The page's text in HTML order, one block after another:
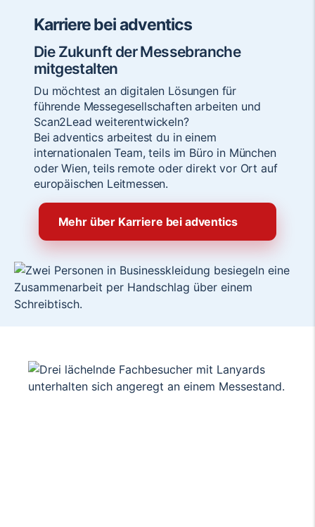
Karriere bei adventics
Die Zukunft der Messebranche
mitgestalten
Du möchtest an digitalen Lösungen für
führende Messegesellschaften arbeiten und
Scan2Lead weiterentwickeln?
Bei adventics arbeitest du in einem
internationalen Team, teils im Büro in München
oder Wien, teils remote oder direkt vor Ort auf
europäischen Leitmessen.
Mehr über Karriere bei adventics